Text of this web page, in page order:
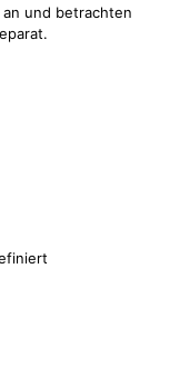
und betrachten